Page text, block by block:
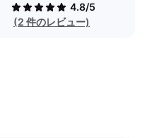
4.8/5
(2 件のレビュー)